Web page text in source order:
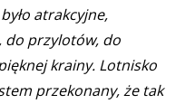
atrakcyjne,
do przylotów, do
krainy. Lotnisko
przekonany, że tak